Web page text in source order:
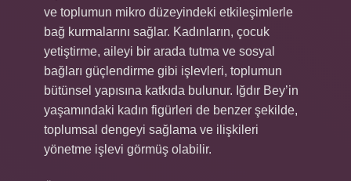
ve toplumun mikro düzeyindeki etkileşimlerle
bağ kurmalarını sağlar. Kadınların, çocuk
yetiştirme, aileyi bir arada tutma ve sosyal
bağları güçlendirme gibi işlevleri, toplumun
bütünsel yapısına katkıda bulunur. Iğdır Bey’in
yaşamındaki kadın figürleri de benzer şekilde,
toplumsal dengeyi sağlama ve ilişkileri
yönetme işlevi görmüş olabilir.